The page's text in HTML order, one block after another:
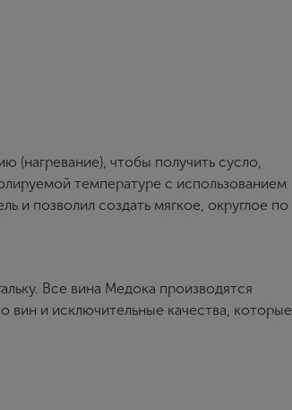
(нагревание), чтобы получить сусло,
температуре с использованием
и позволил создать мягкое, округлое по
Все вина Медока производятся
вин и исключительные качества, которые
соглашения